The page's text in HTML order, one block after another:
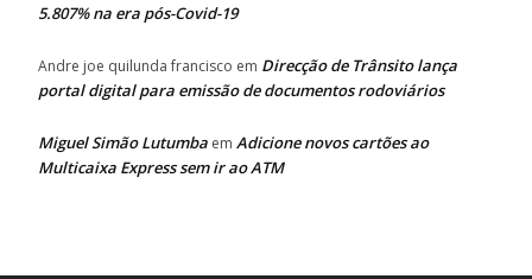
5.807% na era pós-Covid-19
Andre joe quilunda francisco em Direcção de Trânsito lança
portal digital para emissão de documentos rodoviários
Miguel Simão Lutumba em Adicione novos cartões ao
Multicaixa Express sem ir ao ATM